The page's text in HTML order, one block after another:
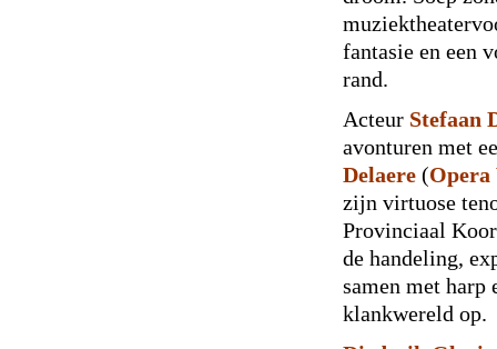
fantasie en een
rand.
Acteur Stefaan
avonturen met
Delaere (Opera
zijn virtuose
Provinciaal
de handeling,
samen met harp
klankwereld op.